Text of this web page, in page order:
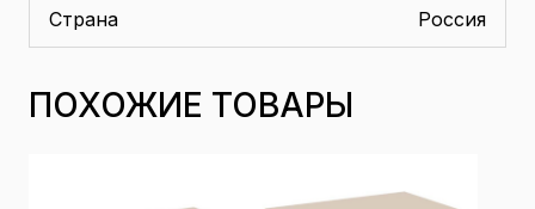
Страна Россия
ПОХОЖИЕ ТОВАРЫ